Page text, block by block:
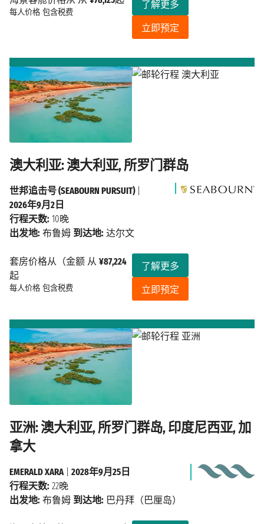
每人价格 包含税费
了解更多
立即预定
澳大利亚: 澳大利亚, 所罗门群岛
套房价格从（金额 从 ¥87,224
起
每人价格 包含税费
了解更多
立即预定
世邦追击号 (SEABOURN PURSUIT)|
2026年9月2日
行程天数: 10晚
出发地: 布鲁姆 到达地: 达尔文
亚洲: 澳大利亚, 所罗门群岛, 印度尼西亚, 加
拿大
EMERALD XARA
2028年9月25日
行程天数: 22晚
出发地: 布鲁姆 到达地: 巴丹拜（巴厘岛）